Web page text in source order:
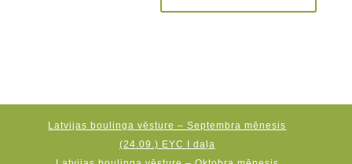
Latvijas boulinga vēsture – Septembra mēnesis
(24.09.) EYC I daļa